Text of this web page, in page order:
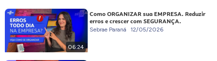
06:24
Como ORGANIZAR sua EMPRESA. Reduzir
erros e crescer com SEGURANÇA.
Sebrae Paraná 12/05/2026